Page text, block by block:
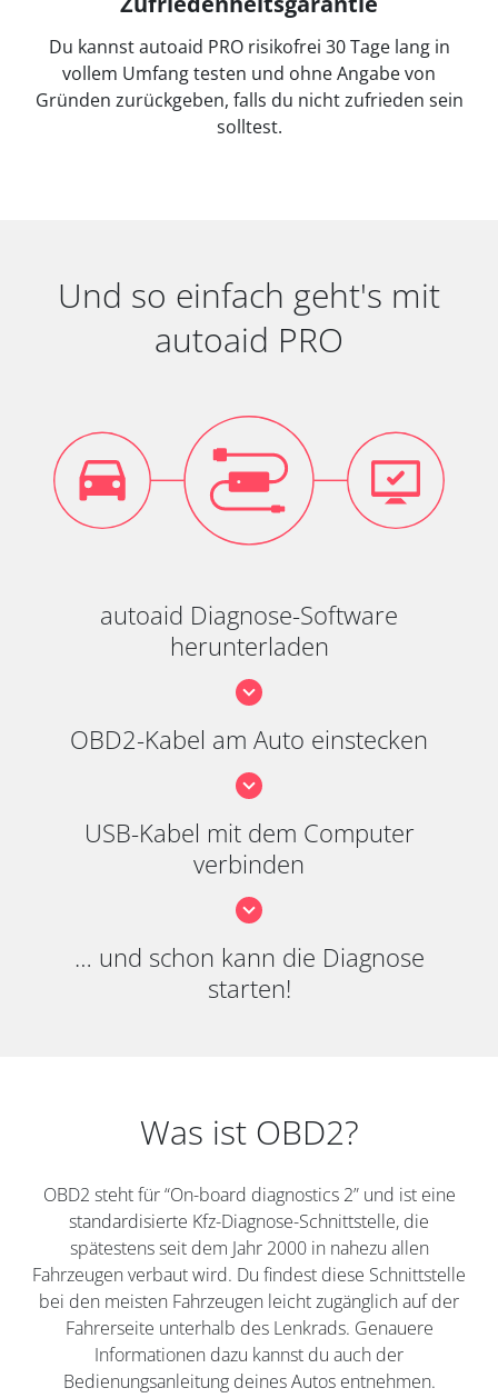
Du kannst autoaid PRO risikofrei 30 Tage lang in
vollem Umfang testen und ohne Angabe von
Gründen zurückgeben, falls du nicht zufrieden sein
solltest.
Und so einfach geht's mit
autoaid PRO
autoaid Diagnose-Software
herunterladen
OBD2-Kabel am Auto einstecken
USB-Kabel mit dem Computer
verbinden
… und schon kann die Diagnose
starten!
Was ist OBD2?
OBD2 steht für “On-board diagnostics 2” und ist eine
standardisierte Kfz-Diagnose-Schnittstelle, die
spätestens seit dem Jahr 2000 in nahezu allen
Fahrzeugen verbaut wird. Du findest diese Schnittstelle
bei den meisten Fahrzeugen leicht zugänglich auf der
Fahrerseite unterhalb des Lenkrads. Genauere
Informationen dazu kannst du auch der
Bedienungsanleitung deines Autos entnehmen.